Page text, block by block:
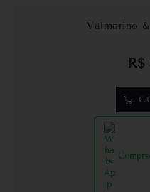
Valmarino
R$